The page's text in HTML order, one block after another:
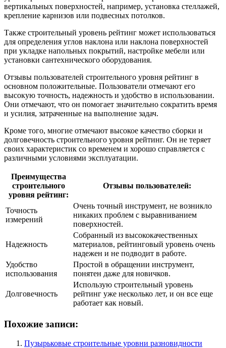
вертикальных поверхностей, например, установка стеллажей,
крепление карнизов или подвесных потолков.
Также строительный уровень рейтинг может использоваться
для определения углов наклона или наклона поверхностей
при укладке напольных покрытий, настройке мебели или
установки сантехнического оборудования.
Отзывы пользователей строительного уровня рейтинг в
основном положительные. Пользователи отмечают его
высокую точность, надежность и удобство в использовании.
Они отмечают, что он помогает значительно сократить время
и усилия, затраченные на выполнение задач.
Кроме того, многие отмечают высокое качество сборки и
долговечность строительного уровня рейтинг. Он не теряет
своих характеристик со временем и хорошо справляется с
различными условиями эксплуатации.
Преимущества
строительного
уровня рейтинг:
Отзывы пользователей:
Точность
измерений
Очень точный инструмент, не возникло
никаких проблем с выравниванием
поверхностей.
Надежность
Собранный из высококачественных
материалов, рейтинговый уровень очень
надежен и не подводит в работе.
Удобство
использования
Простой в обращении инструмент,
понятен даже для новичков.
Долговечность
Использую строительный уровень
рейтинг уже несколько лет, и он все еще
работает как новый.
Похожие записи:
Пузырьковые строительные уровни разновидности